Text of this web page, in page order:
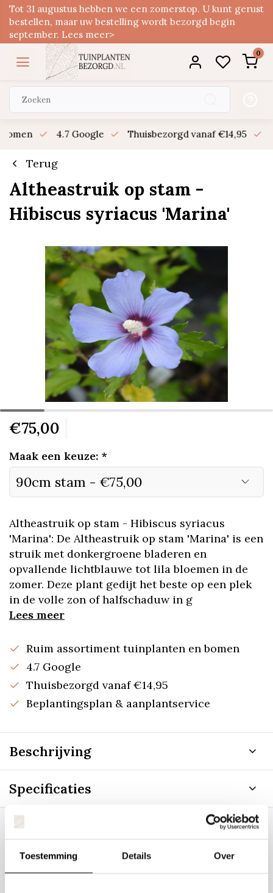
Toestemming Details Over
Tot 31 augustus hebben we een zomerstop. U kunt gerust
bestellen, maar uw bestelling wordt bezorgd begin
september. Lees meer>
0
4.7 Google Thuisbezorgd vanaf €14,95
Terug
Altheastruik op stam -
Hibiscus syriacus 'Marina'
€75,00
Maak een keuze: *
Altheastruik op stam - Hibiscus syriacus
'Marina': De Altheastruik op stam 'Marina' is een
struik met donkergroene bladeren en
opvallende lichtblauwe tot lila bloemen in de
zomer. Deze plant gedijt het beste op een plek
in de volle zon of halfschaduw in g
Lees meer
Ruim assortiment tuinplanten en bomen
4.7 Google
Thuisbezorgd vanaf €14,95
Beplantingsplan & aanplantservice
Beschrijving
Specificaties
Staat uw plantsoort of maat er niet
tussen? Laat het ons weten, dan
gaan we voor u kijken. Stuur ons